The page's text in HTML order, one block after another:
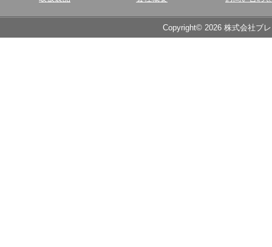
Copyright© 2026 株式会社ブ